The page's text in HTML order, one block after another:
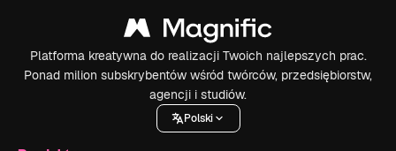
Platforma kreatywna do realizacji Twoich najlepszych prac.
Ponad milion subskrybentów wśród twórców, przedsiębiorstw,
agencji i studiów.
Polski